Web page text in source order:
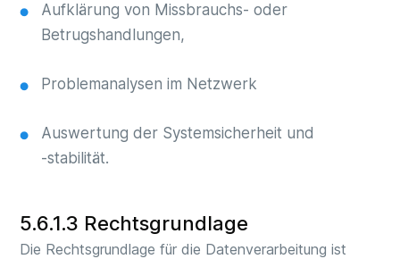
Aufklärung von Missbrauchs- oder
Betrugshandlungen,
Problemanalysen im Netzwerk
Auswertung der Systemsicherheit und
‑stabilität.
5.6.1.3 Rechtsgrundlage
Die Rechtsgrundlage für die Datenverarbeitung ist